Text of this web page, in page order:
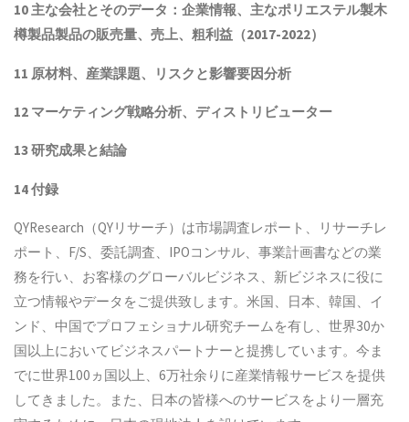
10 主な会社とそのデータ ：企業情報、主なポリエステル製木
樽製品製品の販売量、売上、粗利益（2017-2022）
11 原材料、産業課題、リスクと影響要因分析
12 マーケティング戦略分析、ディストリビューター
13 研究成果と結論
14 付録
QYResearch（QYリサーチ）は市場調査レポート、リサーチレ
ポート、F/S、委託調査、IPOコンサル、事業計画書などの業
務を行い、お客様のグローバルビジネス、新ビジネスに役に
立つ情報やデータをご提供致します。米国、日本、韓国、イ
ンド、中国でプロフェショナル研究チームを有し、世界30か
国以上においてビジネスパートナーと提携しています。今ま
でに世界100ヵ国以上、6万社余りに産業情報サービスを提供
してきました。また、日本の皆様へのサービスをより一層充